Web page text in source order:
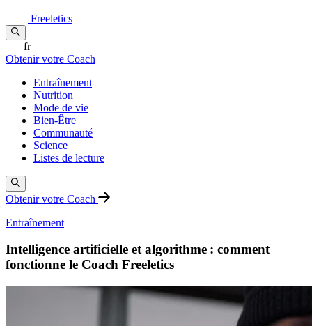
Freeletics
fr
Obtenir votre Coach
Entraînement
Nutrition
Mode de vie
Bien-Être
Communauté
Science
Listes de lecture
Obtenir votre Coach
Entraînement
Intelligence artificielle et algorithme : comment
fonctionne le Coach Freeletics